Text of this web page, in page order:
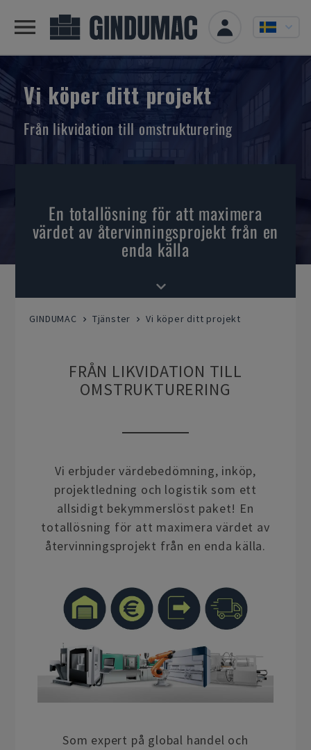
Vi köper ditt projekt
Från likvidation till omstrukturering
En totallösning för att maximera
värdet av återvinningsprojekt från en
enda källa
GINDUMAC Tjänster Vi köper ditt projekt
FRÅN LIKVIDATION TILL
OMSTRUKTURERING
Vi erbjuder värdebedömning, inköp,
projektledning och logistik som ett
allsidigt bekymmerslöst paket! En
totallösning för att maximera värdet av
återvinningsprojekt från en enda källa.
Som expert på global handel och